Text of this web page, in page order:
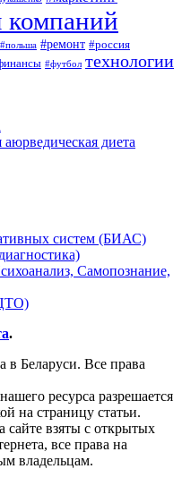
компаний
#польша #ремонт #россия
#футбол технологии
диета
систем (БИАС)
Самопознание,
.
в Беларуси. Все права
ресурса разрешается
на страницу статьи.
сайте взяты с открытых
все права на
владельцам.